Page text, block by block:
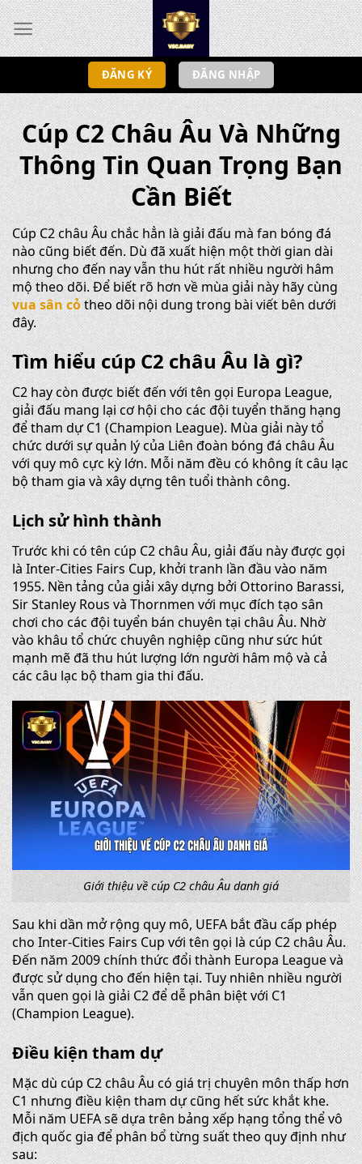
Bỏ
qua
nội
ĐĂNG KÝ ĐĂNG NHẬP
Cúp C2 Châu Âu Và Những
Thông Tin Quan Trọng Bạn
Cần Biết
Cúp C2 châu Âu chắc hẳn là giải đấu mà fan bóng đá
nào cũng biết đến. Dù đã xuất hiện một thời gian dài
nhưng cho đến nay vẫn thu hút rất nhiều người hâm
mộ theo dõi. Để biết rõ hơn về mùa giải này hãy cùng
vua sân cỏtheo dõi nội dung trong bài viết bên dưới
đây.
Tìm hiểu cúp C2 châu Âu là gì?
C2 hay còn được biết đến với tên gọi Europa League,
giải đấu mang lại cơ hội cho các đội tuyển thăng hạng
để tham dự C1 (Champion League). Mùa giải này tổ
chức dưới sự quản lý của Liên đoàn bóng đá châu Âu
với quy mô cực kỳ lớn. Mỗi năm đều có không ít câu lạc
bộ tham gia và xây dựng tên tuổi thành công.
Lịch sử hình thành
Trước khi có tên cúp C2 châu Âu, giải đấu này được gọi
là Inter-Cities Fairs Cup, khởi tranh lần đầu vào năm
1955. Nền tảng của giải xây dựng bởi Ottorino Barassi,
Sir Stanley Rous và Thornmen với mục đích tạo sân
chơi cho các đội tuyển bán chuyên tại châu Âu. Nhờ
vào khâu tổ chức chuyên nghiệp cũng như sức hút
mạnh mẽ đã thu hút lượng lớn người hâm mộ và cả
các câu lạc bộ tham gia thi đấu.
Giới thiệu về cúp C2 châu Âu danh giá
Sau khi dần mở rộng quy mô, UEFA bắt đầu cấp phép
cho Inter-Cities Fairs Cup với tên gọi là cúp C2 châu Âu.
Đến năm 2009 chính thức đổi thành Europa League và
được sử dụng cho đến hiện tại. Tuy nhiên nhiều người
vẫn quen gọi là giải C2 để dễ phân biệt với C1
(Champion League).
Điều kiện tham dự
Mặc dù cúp C2 châu Âu có giá trị chuyên môn thấp hơn
C1 nhưng điều kiện tham dự cũng hết sức khắt khe.
Mỗi năm UEFA sẽ dựa trên bảng xếp hạng tổng thể vô
địch quốc gia để phân bổ từng suất theo quy định như
sau: